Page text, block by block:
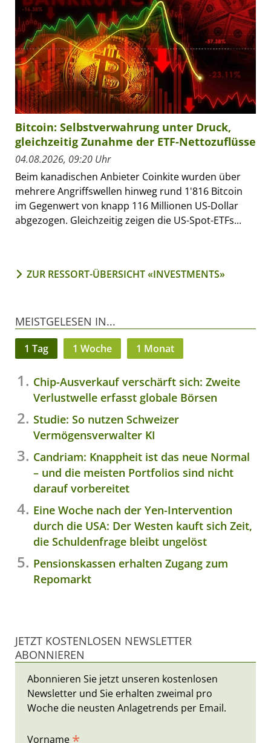
Bitcoin: Selbstverwahrung unter Druck,
gleichzeitig Zunahme der ETF-Nettozuflüsse
04.08.2026, 09:20 Uhr
Beim kanadischen Anbieter Coinkite wurden über
mehrere Angriffswellen hinweg rund 1'816 Bitcoin
im Gegenwert von knapp 116 Millionen US-Dollar
abgezogen. Gleichzeitig zeigen die US-Spot-ETFs...
ZUR RESSORT-ÜBERSICHT «INVESTMENTS»
MEISTGELESEN IN...
1 Tag 1 Woche 1 Monat
Chip-Ausverkauf verschärft sich: Zweite
Verlustwelle erfasst globale Börsen
Studie: So nutzen Schweizer
Vermögensverwalter KI
Candriam: Knappheit ist das neue Normal
– und die meisten Portfolios sind nicht
darauf vorbereitet
Eine Woche nach der Yen-Intervention
durch die USA: Der Westen kauft sich Zeit,
die Schuldenfrage bleibt ungelöst
Pensionskassen erhalten Zugang zum
Repomarkt
JETZT KOSTENLOSEN NEWSLETTER
ABONNIEREN
Abonnieren Sie jetzt unseren kostenlosen
Newsletter und Sie erhalten zweimal pro
Woche die neusten Anlagetrends per Email.
Vorname